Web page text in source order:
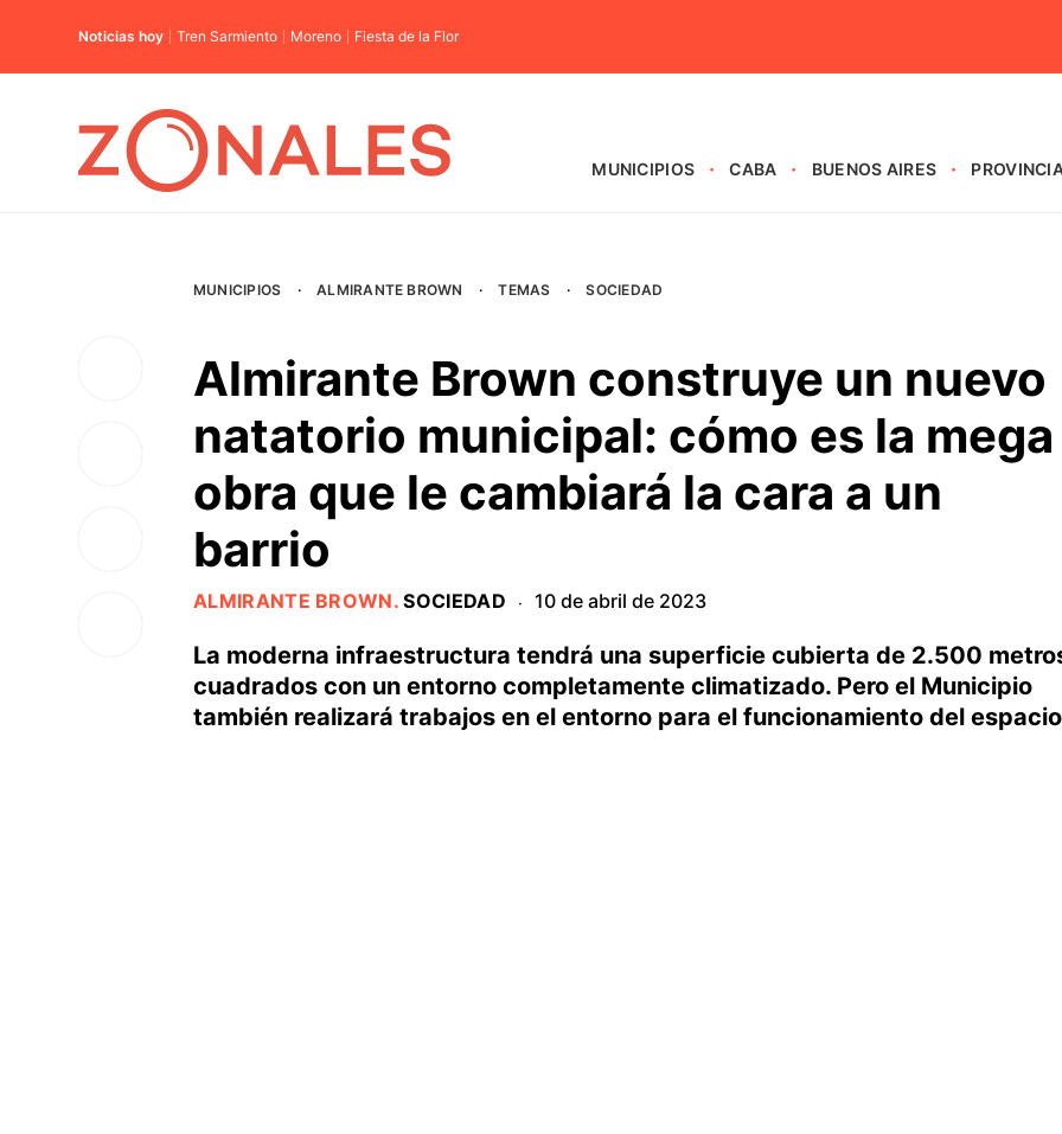
Noticias hoy Tren Sarmiento Moreno Fiesta de la Flor
MUNICIPIOS CABA BUENOS AIRES
MUNICIPIOS · ALMIRANTE BROWN · TEMAS · SOCIEDAD
Almirante Brown construye un nuevo
natatorio municipal: cómo es la mega
obra que le cambiará la cara a un
barrio
ALMIRANTE BROWN.SOCIEDAD · 10 de abril de 2023
La moderna infraestructura tendrá una superficie cubierta de 2.500
cuadrados con un entorno completamente climatizado. Pero el Municipio
también realizará trabajos en el entorno para el funcionamiento del